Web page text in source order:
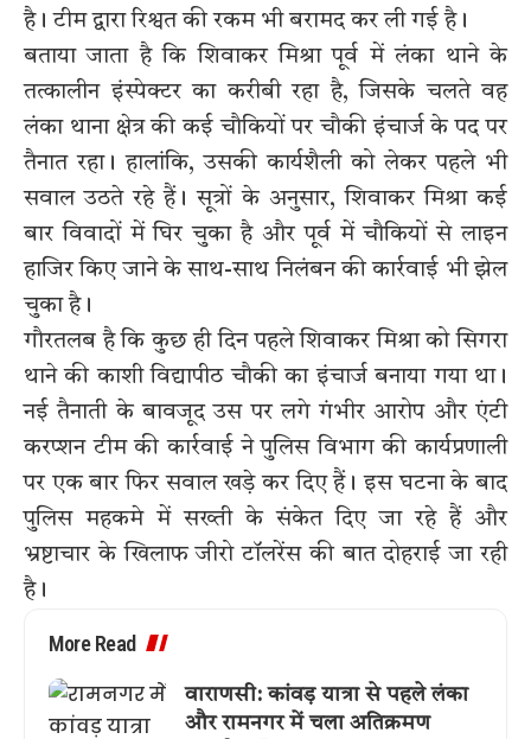
है। टीम द्वारा रिश्वत की रकम भी बरामद कर ली गई है।
बताया जाता है कि शिवाकर मिश्रा पूर्व में लंका थाने के
तत्कालीन इंस्पेक्टर का करीबी रहा है, जिसके चलते वह
लंका थाना क्षेत्र की कई चौकियों पर चौकी इंचार्ज के पद पर
तैनात रहा। हालांकि, उसकी कार्यशैली को लेकर पहले भी
सवाल उठते रहे हैं। सूत्रों के अनुसार, शिवाकर मिश्रा कई
बार विवादों में घिर चुका है और पूर्व में चौकियों से लाइन
हाजिर किए जाने के साथ-साथ निलंबन की कार्रवाई भी झेल
चुका है।
गौरतलब है कि कुछ ही दिन पहले शिवाकर मिश्रा को सिगरा
थाने की काशी विद्यापीठ चौकी का इंचार्ज बनाया गया था।
नई तैनाती के बावजूद उस पर लगे गंभीर आरोप और एंटी
करप्शन टीम की कार्रवाई ने पुलिस विभाग की कार्यप्रणाली
पर एक बार फिर सवाल खड़े कर दिए हैं। इस घटना के बाद
पुलिस महकमे में सख्ती के संकेत दिए जा रहे हैं और
भ्रष्टाचार के खिलाफ जीरो टॉलरेंस की बात दोहराई जा रही
है।
More Read
वाराणसी: कांवड़ यात्रा से पहले लंका
और रामनगर में चला अतिक्रमण